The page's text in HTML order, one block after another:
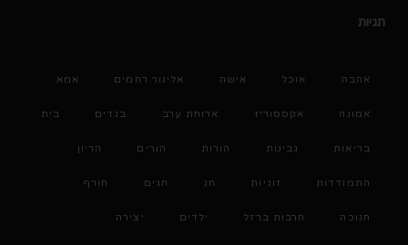
תגיות
אהבה אוכל אישה אלינור רחמים אמא
אמונה אקססוריז ארוחת ערב בגדים בית
בריאות גבינות הורות הורים הריון
התמודדות זוגיות חג חגים חורף
חנוכה חרבות ברזל ילדים יצירה